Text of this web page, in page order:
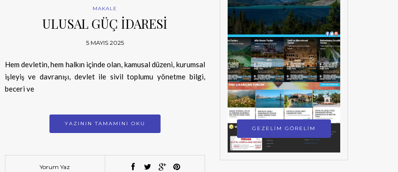
MAKALE
ULUSAL GÜÇ İDARESİ
5 MAYIS 2025
Hem devletin, hem halkın içinde olan, kamusal düzeni, kurumsal
işleyiş ve davranışı, devlet ile sivil toplumu yönetme bilgi,
beceri ve
YAZININ TAMAMINI OKU
Yorum Yaz
GEZELİM GÖRELİM